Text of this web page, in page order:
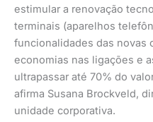
estimular a renovação
terminais (aparelhos
funcionalidades das novas
economias nas ligações e
ultrapassar até 70% do
afirma Susana Brockveld,
unidade corporativa.